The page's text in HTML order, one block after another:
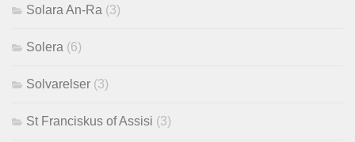
Solara An-Ra (3)
Solera (6)
Solvarelser (3)
St Franciskus of Assisi (3)